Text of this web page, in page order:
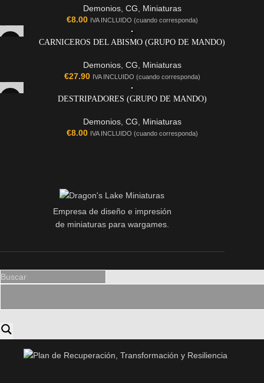
Demonios, CG
Miniaturas
€8.00 IVA INCLUIDO (cuando corresponda)
CARNICEROS DEL ABISMO (GRUPO DE MANDO)
Demonios, CG
Miniaturas
€27.90 IVA INCLUIDO (cuando corresponda)
DESTRIPADORES (GRUPO DE MANDO)
Demonios, CG
Miniaturas
€8.00 IVA INCLUIDO (cuando corresponda)
Empresa de diseño e impresión
de miniaturas para wargames.